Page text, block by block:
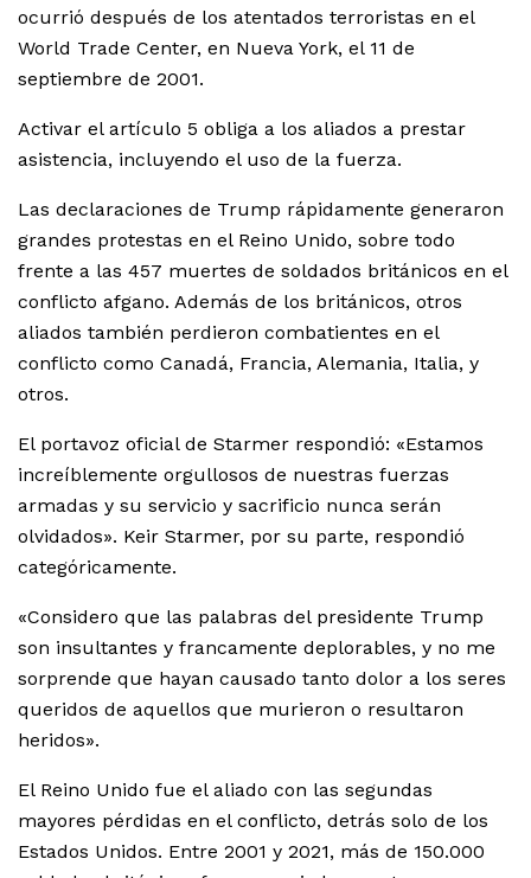
ocurrió después de los atentados terroristas en el
World Trade Center, en Nueva York, el 11 de
septiembre de 2001.
Activar el artículo 5 obliga a los aliados a prestar
asistencia, incluyendo el uso de la fuerza.
Las declaraciones de Trump rápidamente generaron
grandes protestas en el Reino Unido, sobre todo
frente a las 457 muertes de soldados británicos en el
conflicto afgano. Además de los británicos, otros
aliados también perdieron combatientes en el
conflicto como Canadá, Francia, Alemania, Italia, y
otros.
El portavoz oficial de Starmer respondió: «Estamos
increíblemente orgullosos de nuestras fuerzas
armadas y su servicio y sacrificio nunca serán
olvidados». Keir Starmer, por su parte, respondió
categóricamente.
«Considero que las palabras del presidente Trump
son insultantes y francamente deplorables, y no me
sorprende que hayan causado tanto dolor a los seres
queridos de aquellos que murieron o resultaron
heridos».
El Reino Unido fue el aliado con las segundas
mayores pérdidas en el conflicto, detrás solo de los
Estados Unidos. Entre 2001 y 2021, más de 150.000